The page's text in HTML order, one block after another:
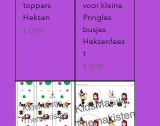
toppers
Heksen
Prijs
€ 0,99
voor kleine
Pringles
busjes
Heksenfees
t
Prijs
€ 0,99